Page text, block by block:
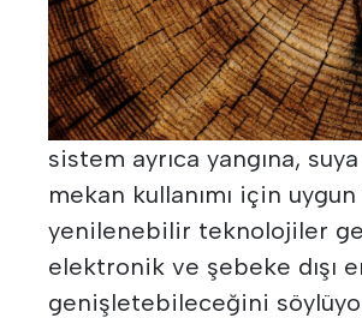
sistem ayrıca yangına,
mekan kullanımı için
yenilenebilir teknolojiler
elektronik ve şebeke dışı
genişletebileceğini